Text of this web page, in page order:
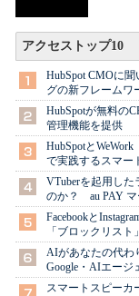
アクセストップ10
HubSpot CMOに
グの新フレームワ
HubSpotが無料の
管理機能を提供
HubSpotと
で実践するスマー
VTuberを起用し
のか？ au PAY マ
Facebookと
「ブロックリス
AIがあなたの代
Google・AIエージ
スマートスピーカ